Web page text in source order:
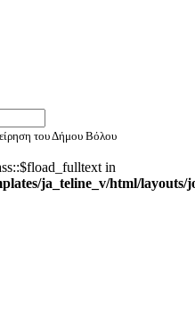
του Δήμου Βόλου
in
ja_teline_v/html/